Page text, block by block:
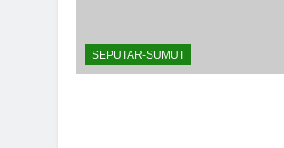
SEPUTAR-SUMUT